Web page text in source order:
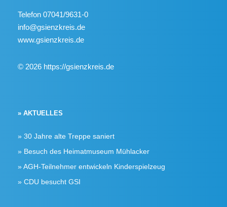
Telefon 07041/9631-0
info@gsienzkreis.de
www.gsienzkreis.de
© 2026 https://gsienzkreis.de
» AKTUELLES
30 Jahre alte Treppe saniert
Besuch des Heimatmuseum Mühlacker
AGH-Teilnehmer entwickeln Kinderspielzeug
CDU besucht GSI